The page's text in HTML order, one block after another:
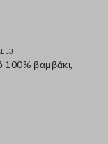
100% βαμβάκι,